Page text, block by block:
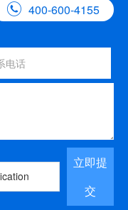
 400-600-4155
立即提
交